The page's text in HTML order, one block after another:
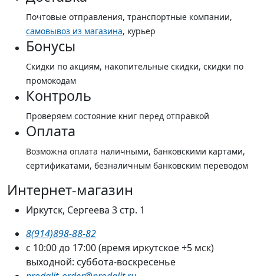
Почтовые отправления, транспортные компании,
самовывоз из магазина, курьер
Бонусы
Скидки по акциям, накопительные скидки, скидки по
промокодам
Контроль
Проверяем состояние книг перед отправкой
Оплата
Возможна оплата наличными, банковскими картами,
сертификатами, безналичным банковским переводом
Интернет-магазин
Иркутск, Сергеева 3 стр. 1
8(914)898-88-82
с 10:00 до 17:00 (время иркутское +5 мск)
выходной: суббота-воскресенье